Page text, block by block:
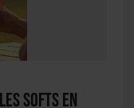
softs en